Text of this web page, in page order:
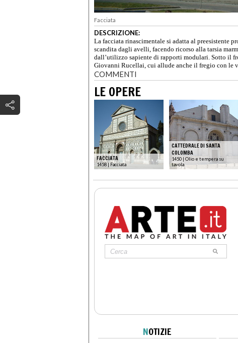
Facciata
DESCRIZIONE:
La facciata rinascimentale si adatta al preesistente
scandita dagli avelli, facendo ricorso alla tarsia
dall’utilizzo sapiente di rapporti modulari. Sotto il
Giovanni Rucellai, cui allude anche il fregio con le
COMMENTI
LE OPERE
FACCIATA
1458 | Facciata
CATTEDRALE DI SANTA
COLOMBA
1450 | Olio e tempera su
tavola
NOTIZIE